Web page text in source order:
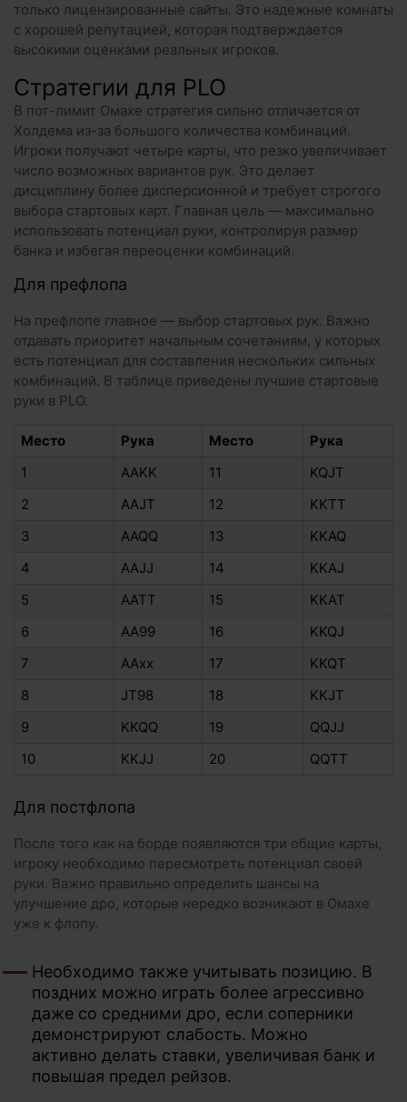
только лицензированные сайты. Это надежные комнаты
с хорошей репутацией, которая подтверждается
высокими оценками реальных игроков.
Стратегии для PLO
В пот-лимит Омахе стратегия сильно отличается от
Холдема из-за большого количества комбинаций.
Игроки получают четыре карты, что резко увеличивает
число возможных вариантов рук. Это делает
дисциплину более дисперсионной и требует строгого
выбора стартовых карт. Главная цель — максимально
использовать потенциал руки, контролируя размер
банка и избегая переоценки комбинаций.
Для префлопа
На префлопе главное — выбор стартовых рук. Важно
отдавать приоритет начальным сочетаниям, у которых
есть потенциал для составления нескольких сильных
комбинаций. В таблице приведены лучшие стартовые
руки в PLO.
Место Рука Место
Рука
1
AAKK 11
KQJT
2
AAJT 12
KKTT
3
AAQQ 13
KKAQ
4
AAJJ 14
KKAJ
5
AATT 15
KKAT
6
AA99 16
KKQJ
7
AAxx 17
KKQT
8
JT98 18
KKJT
9
KKQQ 19
QQJJ
10
KKJJ 20 QQTT
Для постфлопа
После того как на борде появляются три общие карты,
игроку необходимо пересмотреть потенциал своей
руки. Важно правильно определить шансы на
улучшение дро, которые нередко возникают в Омахе
уже к флопу.
Необходимо также учитывать позицию. В
поздних можно играть более агрессивно
даже со средними дро, если соперники
демонстрируют слабость. Можно
активно делать ставки, увеличивая банк и
повышая предел рейзов.